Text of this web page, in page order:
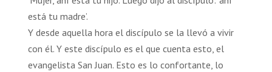
está tu madre’.
Y desde aquella hora el discípulo se la llevó a vivir
con él. Y este discípulo es el que cuenta esto, el
evangelista San Juan. Esto es lo confortante, lo